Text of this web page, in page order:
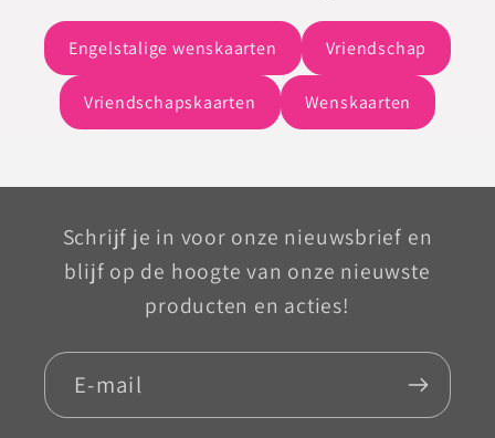
Engelstalige wenskaarten Vriendschap
Vriendschapskaarten Wenskaarten
Schrijf je in voor onze nieuwsbrief en
blijf op de hoogte van onze nieuwste
producten en acties!
E‑mail